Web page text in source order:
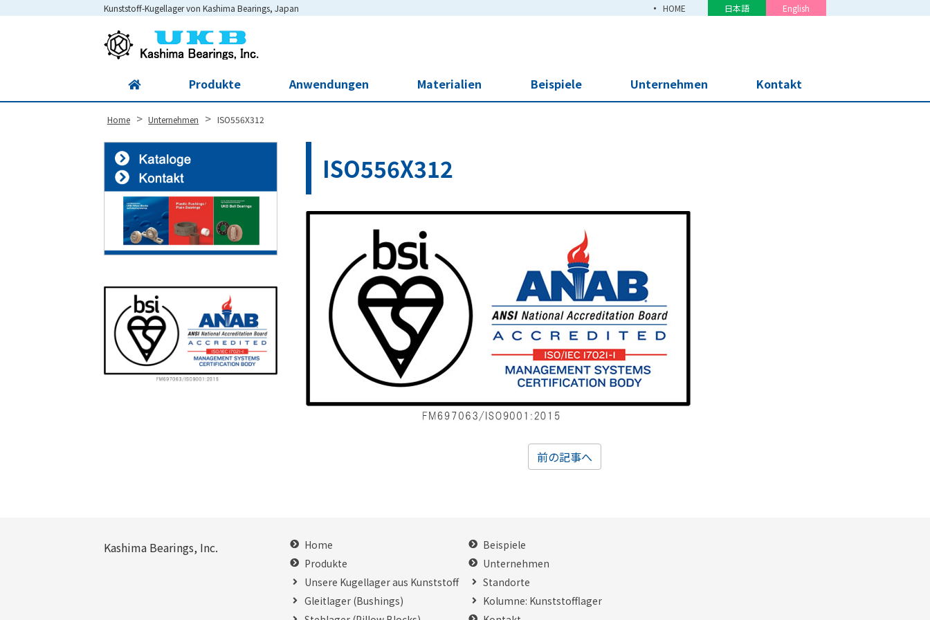
Kunststoff-Kugellager von Kashima Bearings, Japan HOME 日本語 English
Produkte Anwendungen Materialien Beispiele Unternehmen Kontakt
Home > Unternehmen > ISO556X312
ISO556X312
前の記事へ
Kashima Bearings, Inc.
Home
Produkte
Unsere Kugellager aus Kunststoff
Gleitlager (Bushings)
Beispiele
Unternehmen
Standorte
Kolumne: Kunststofflager